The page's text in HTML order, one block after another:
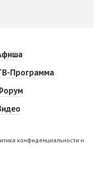
Программа
конфиденциальности и